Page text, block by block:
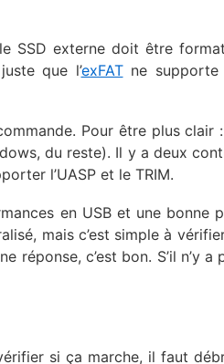
SSD externe doit être
que l’exFATne supporte
Pour être plus
du reste). Il y a deux
l’UASP et le TRIM.
en USB et une bonne
mais c’est simple à
c’est bon. S’il n’y a
si ça marche, il faut